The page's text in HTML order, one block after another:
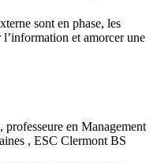
sont en phase, les
et amorcer une
professeure en Management
, ESC Clermont BS